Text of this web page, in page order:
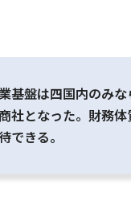
基盤は四国内のみ
社となった。財務
できる。